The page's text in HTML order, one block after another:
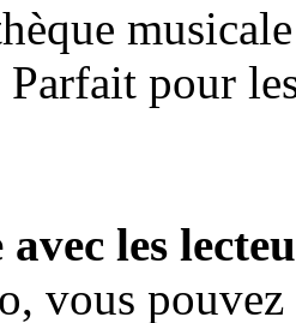
pour
les
vous